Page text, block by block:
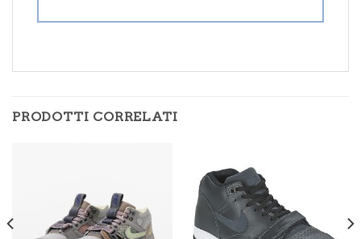
PRODOTTI CORRELATI